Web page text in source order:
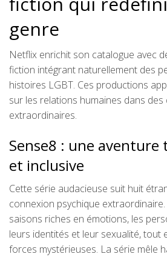
genre
Netflix enrichit son catalogue avec
fiction intégrant naturellement des
histoires LGBT. Ces productions
sur les relations humaines dans
extraordinaires.
Sense8 : une
et inclusive
Cette série audacieuse suit huit
connexion psychique
saisons riches en émotions, les
leurs identités et leur sexualité, tout
forces mystérieuses. La série mêle